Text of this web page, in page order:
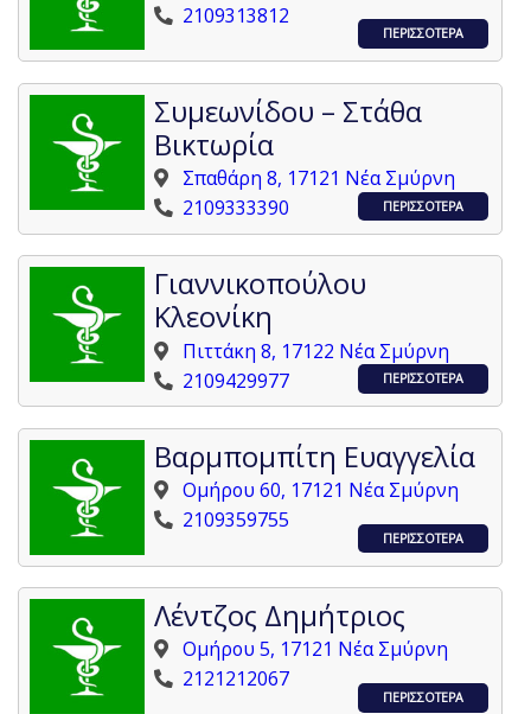
2109313812
ΠΕΡΙΣΣΟΤΕΡΑ
Συμεωνίδου – Στάθα
Βικτωρία
Σπαθάρη 8, 17121 Νέα Σμύρνη
2109333390
ΠΕΡΙΣΣΟΤΕΡΑ
Γιαννικοπούλου
Κλεονίκη
Πιττάκη 8, 17122 Νέα Σμύρνη
2109429977
ΠΕΡΙΣΣΟΤΕΡΑ
Βαρμπομπίτη Ευαγγελία
Ομήρου 60, 17121 Νέα Σμύρνη
2109359755
ΠΕΡΙΣΣΟΤΕΡΑ
Λέντζος Δημήτριος
Ομήρου 5, 17121 Νέα Σμύρνη
2121212067
ΠΕΡΙΣΣΟΤΕΡΑ